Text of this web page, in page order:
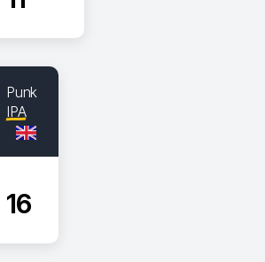
Punk
IPA
16